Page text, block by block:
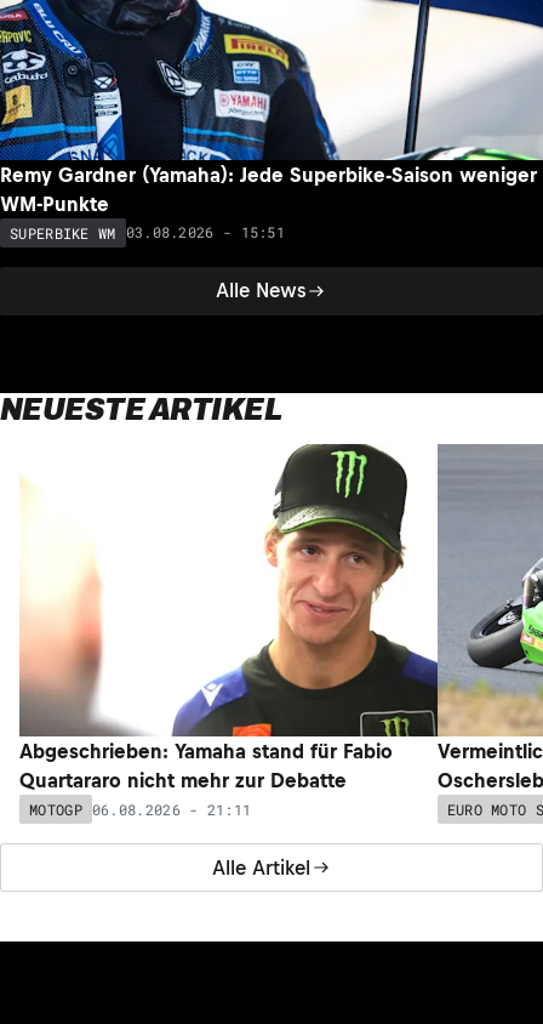
Alle News
Remy Gardner (Yamaha): Jede Superbike-Saison weniger
WM-Punkte
SUPERBIKE WM 03.08.2026 - 15:51
NEUESTE ARTIKEL
Alle Artikel
Abgeschrieben: Yamaha stand für Fabio
Quartararo nicht mehr zur Debatte
MOTOGP 06.08.2026 - 21:11 EURO MOTO